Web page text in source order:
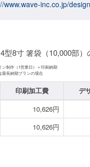
www.wave-inc.co.jp/
4型8寸 箸袋（10,000部）
ン制作（1営業日）＋印刷納期
最長納期プランの場合
印刷加工費 デ
10,626円
10,626円